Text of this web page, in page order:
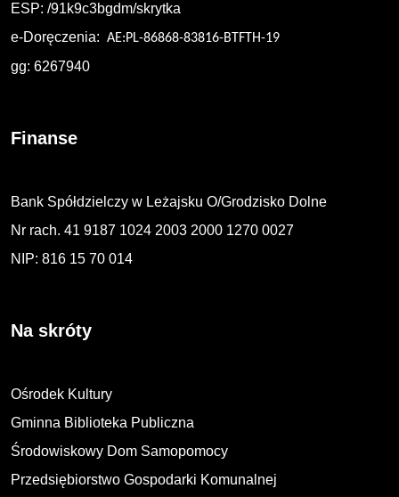
ESP: /91k9c3bgdm/skrytka
e-Doręczenia: AE:PL-86868-83816-BTFTH-19
gg: 6267940
Finanse
Bank Spółdzielczy w Leżajsku O/Grodzisko Dolne
Nr rach. 41 9187 1024 2003 2000 1270 0027
NIP: 816 15 70 014
Na skróty
Ośrodek Kultury
Gminna Biblioteka Publiczna
Środowiskowy Dom Samopomocy
Przedsiębiorstwo Gospodarki Komunalnej